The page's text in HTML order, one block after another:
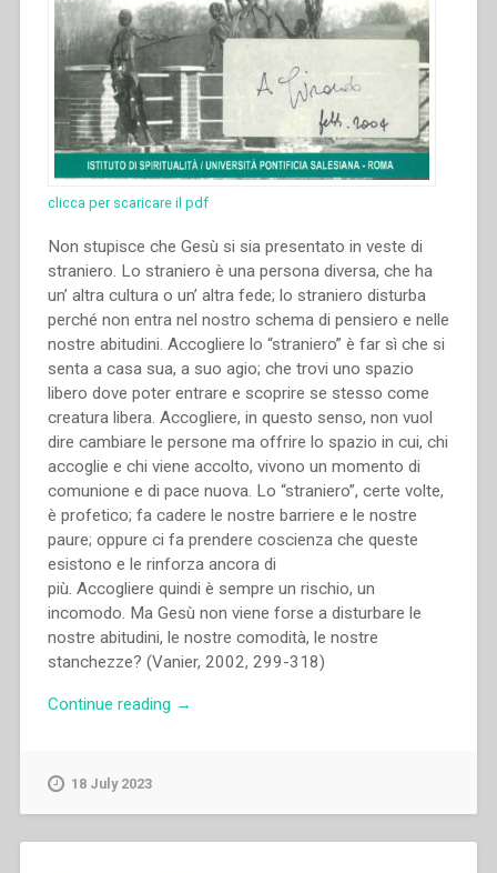
clicca per scaricare il pdf
Non stupisce che Gesù si sia presentato in veste di
straniero. Lo straniero è una persona diversa, che ha
un’ altra cultura o un’ altra fede; lo straniero disturba
perché non entra nel nostro schema di pensiero e nelle
nostre abitudini. Accogliere lo “straniero” è far sì che si
senta a casa sua, a suo agio; che trovi uno spazio
libero dove poter entrare e scoprire se stesso come
creatura libera. Accogliere, in questo senso, non vuol
dire cambiare le persone ma offrire lo spazio in cui, chi
accoglie e chi viene accolto, vivono un momento di
comunione e di pace nuova. Lo “straniero”, certe volte,
è profetico; fa cadere le nostre barriere e le nostre
paure; oppure ci fa prendere coscienza che queste
esistono e le rinforza ancora di
più. Accogliere quindi è sempre un rischio, un
incomodo. Ma Gesù non viene forse a disturbare le
nostre abitudini, le nostre comodità, le nostre
stanchezze? (Vanier, 2002, 299-318)
Continue reading “Jesús
→
18 July 2023